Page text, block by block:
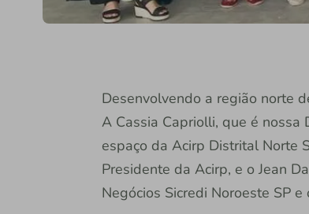
Desenvolvendo a região norte
A Cassia Capriolli, que é nossa
espaço da Acirp Distrital Norte
Presidente da Acirp, e o Jean
Negócios Sicredi Noroeste SP